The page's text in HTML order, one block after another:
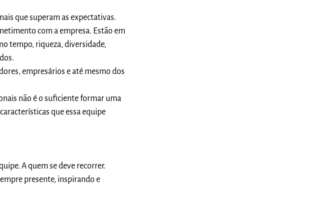
que superam as expectativas.
com a empresa. Estão em
tempo, riqueza, diversidade,
empresários e até mesmo dos
não é o suficiente formar uma
que essa equipe
A quem se deve recorrer.
presente, inspirando e